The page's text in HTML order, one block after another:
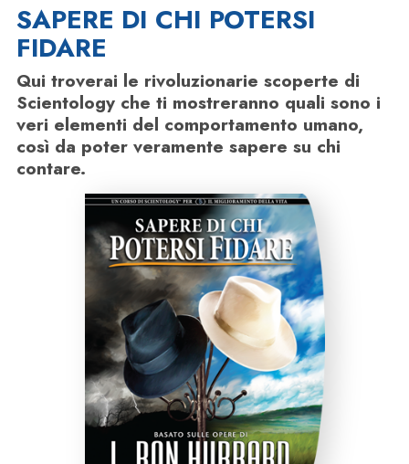
SAPERE DI CHI POTERSI
FIDARE
Qui troverai le rivoluzionarie scoperte di
Scientology che ti mostreranno quali sono i
veri elementi del comportamento umano,
così da poter veramente sapere su chi
contare.